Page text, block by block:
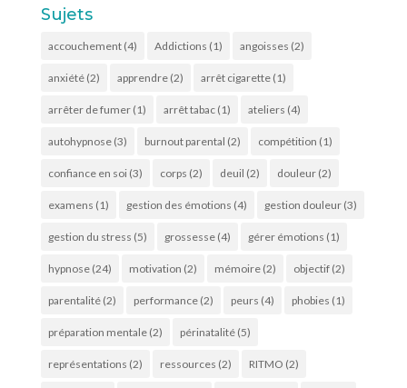
Sujets
accouchement(4) Addictions (1) angoisses (2)
anxiété(2) apprendre(2) arrêt cigarette(1)
arrêter de fumer(1) arrêt tabac(1) ateliers (4)
autohypnose(3) burnout parental (2) compétition (1)
confiance en soi(3) corps (2) deuil (2) douleur(2)
examens (1) gestion des émotions (4) gestion douleur(3)
gestion du stress (5) grossesse(4) gérer émotions (1)
hypnose(24) motivation (2) mémoire(2) objectif(2)
parentalité(2) performance(2) peurs (4) phobies (1)
préparation mentale(2) périnatalité(5)
représentations (2) ressources (2) RITMO (2)